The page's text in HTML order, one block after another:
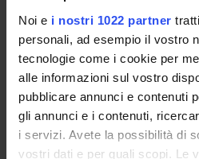
Noi e i nostri 1022 partner
personali, ad esempio il vostro
tecnologie come i cookie per
alle informazioni sul vostro
pubblicare annunci e contenuti
gli annunci e i contenuti,
i servizi. Avete la possibilità di
vostri dati e per quali scopi. Le
the Radiographer, respect for
prevention, protection and
workplace as well as the main
analysis of scientific literature.
DEONTOLOGY AND REGULATION
EXERCISE: at the end of the